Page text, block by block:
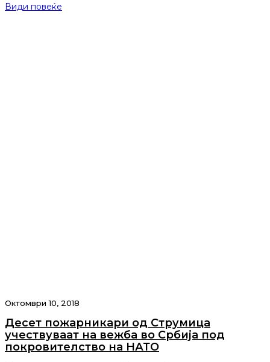
Види повеќе
Октомври 10, 2018
Десет пожарникари од Струмица
учествуваат на вежба во Србија под
покровителство на НАТО